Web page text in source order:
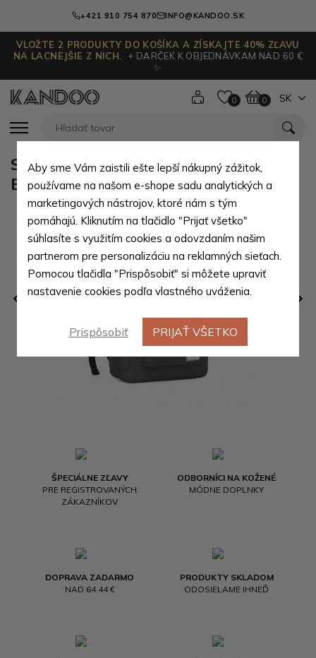
+421 910 754 870 INFO@KANDOO.SK
VLOŽTE 2 PRODUKTY DO KOŠÍKA A ZÍSKAJTE 40% ZĽAVU
NA LACNEJŠIE Z NICH.
+ DARČEK K OBJEDNÁVKAM NAD 60 €
✨
0 0 SK
ŠPECIÁLNE ZĽAVY
PRE REGISTROVANÝCH
ZÁKAZNÍKOV
ODBORNÍCI NA KOŽENÉ
MÓDNE DOPLNKY
DOPRAVA ZADARMO
NAD 64.44 €
PRODUKTY SKLADOM
ODOSIELAME IHNEĎ
Sivý zipsový nepremokavý batoh
Eumenios
Aby sme Vám zaistili ešte lepší nákupný zážitok,
používame na našom e-shope sadu analytických a
marketingových nástrojov, ktoré nám s tým
pomáhajú. Kliknutím na tlačidlo "Prijať všetko"
súhlasíte s využitím cookies a odovzdaním našim
partnerom pre personalizáciu na reklamných sieťach.
Pomocou tlačidla "Prispôsobiť" si môžete upraviť
nastavenie cookies podľa vlastného uváženia.
Prispôsobiť PRIJAŤ VŠETKO